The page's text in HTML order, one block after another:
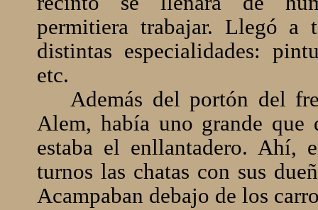
permitiera trabajar. Llegó a
distintas especialidades:
etc.
Además del portón del
Alem, había uno grande que
estaba el enllantadero. Ahí,
turnos las chatas con sus
Acampaban debajo de los